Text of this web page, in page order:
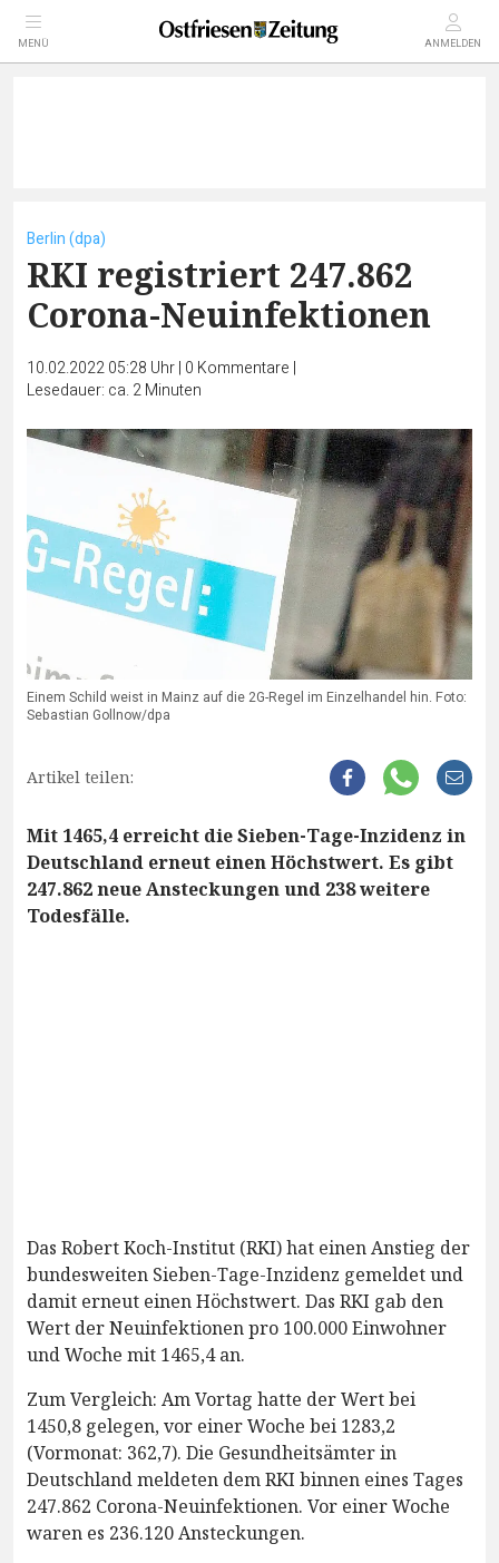
MENÜ ANMELDEN
Berlin (dpa)
RKI registriert 247.862
Corona-Neuinfektionen
10.02.2022 05:28 Uhr| 0 Kommentare |
Lesedauer: ca. 2 Minuten
Einem Schild weist in Mainz auf die 2G-Regel im Einzelhandel hin. Foto:
Sebastian Gollnow/dpa
Artikel teilen:
Mit 1465,4 erreicht die Sieben-Tage-Inzidenz in
Deutschland erneut einen Höchstwert. Es gibt
247.862 neue Ansteckungen und 238 weitere
Todesfälle.
Das Robert Koch-Institut (RKI) hat einen Anstieg der
bundesweiten Sieben-Tage-Inzidenz gemeldet und
damit erneut einen Höchstwert. Das RKI gab den
Wert der Neuinfektionen pro 100.000 Einwohner
und Woche mit 1465,4 an.
Zum Vergleich: Am Vortag hatte der Wert bei
1450,8 gelegen, vor einer Woche bei 1283,2
(Vormonat: 362,7). Die Gesundheitsämter in
Deutschland meldeten dem RKI binnen eines Tages
247.862 Corona-Neuinfektionen. Vor einer Woche
waren es 236.120 Ansteckungen.